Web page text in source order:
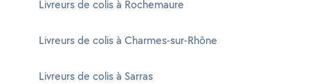
Livreurs de colis à Rochemaure
Livreurs de colis à Charmes-sur-Rhône
Livreurs de colis à Sarras